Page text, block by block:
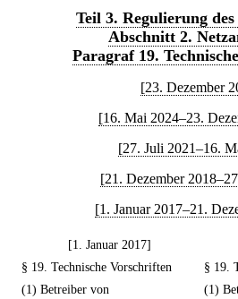
Teil 3. Regulierung
Abschnitt 2.
Paragraf 19.
[23. Dezember
[16. Mai 2024–23.
[27. Juli 2021–16.
[21. Dezember
[1. Januar 2017–21.
[1. Januar 2017]
§ 19. Technische Vorschriften
§ 19.
(1) Betreiber von
(1)